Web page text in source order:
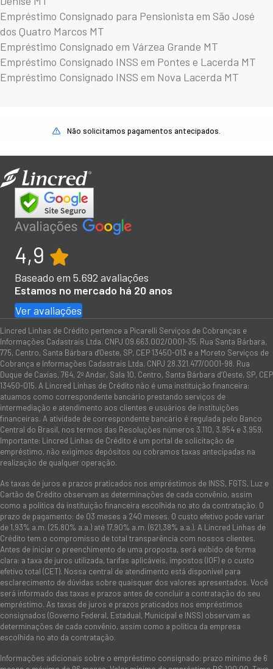
Empréstimo Consignado para Pensionista em São José
dos Quatro Marcos MT
Empréstimo Consignado em Várzea Grande MT
Empréstimo Consignado INSS em Pontes e Lacerda MT
Empréstimo Consignado INSS em Nova Lacerda MT
Não solicitamos pagamentos antecipados.
4,9
Baseado em 5.692 avaliações
Estamos no mercado há 20 anos
Ver avaliações
Lincred Linhas de Crédito pertence a Picarelli Serviços de Cobranças e
Informações Cadastrais Ltda. CNPJ 09.663.002/0001-35. Rua Santa Bárbara,
775, Centro, Santa Bárbara d'Oeste, SP, CEP 13450-013 e a Moreto Serviços de
Cobrança e Informações Cadastrais Ltda. CNPJ 28.321.477/0001-98. Rua
Duque de Caxias, 764, 2º Andar, Sala 10, Centro, Santa Bárbara d’Oeste, SP, CEP
13450-015. A Lincred Linhas de Crédito não é uma instituição financeira:
atuamos como correspondente bancário prestando serviços de
intermediação e atendimento aos clientes e usuários de instituições
financeiras. A atividade de correspondente bancário é regulada pelo Banco
Central do Brasil, nos termos das Resoluções números 3.110, 3.954 e 3.959.
Importante: Lincred Linhas de Crédito é um portal de solicitação de
empréstimo, não exigimos depósitos ou cobramos taxas antecipadas na
realização de qualquer operação.
As taxas de juros e prazos praticados nos empréstimos de INSS, FGTS, Luz e
Cartão de Crédito observam as determinações de cada convênio, assim
como a política da instituição financeira escolhida no ato da contratação. O
prazo de pagamento: de 03 meses a 240 meses. O custo efetivo pode variar
de 1,93% a.m. (25,80% a.a.) até 17,90% a.m. (621,38% a.a.). A Lincred Linhas de
Crédito tem o compromisso de total transparência com nossos clientes.
Antes de iniciar o preenchimento de uma proposta, será exibido de forma
clara: a taxa de juros utilizada, tarifas aplicáveis, impostos (IOF) e o custo
efetivo total (CET). Nossa central de atendimento está disponível para
esclarecimento de dúvidas sobre quaisquer dos valores apresentados. Você
será informado das taxas e prazos antes de concluir a contratação do seu
empréstimo. As taxas de juros e prazos praticados nos empréstimos
consignados (Governo Federal, Estadual, Municipal e INSS) observam as
determinações de cada convênio, assim como a política da empresa
escolhida no ato da contratação.
Informações adicionais sobre o empréstimo consignado: prazo mínimo de 6